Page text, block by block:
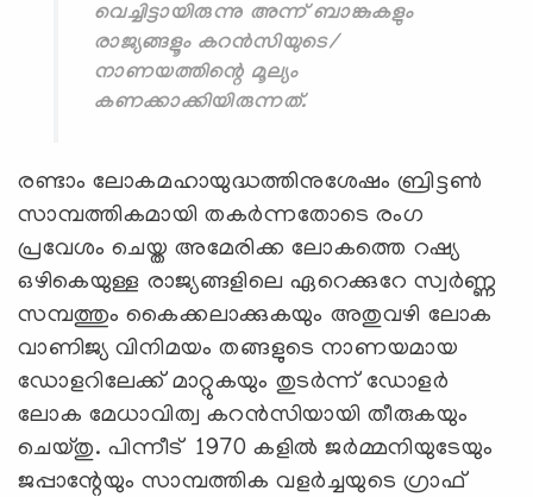
വെച്ചിട്ടായിരുന്നു അന്ന് ബാങ്കുകളും
രാജ്യങ്ങളൂം കറൻസിയുടെ/
നാണയത്തിന്റെ മൂല്യം
കണക്കാക്കിയിരുന്നത്.
രണ്ടാം ലോകമഹായുദ്ധത്തിനുശേഷം ബ്രിട്ടൺ
സാമ്പത്തികമായി തകർന്നതോടെ രംഗ
പ്രവേശം ചെയ്ത അമേരിക്ക ലോകത്തെ റഷ്യ
ഒഴികെയുള്ള രാജ്യങ്ങളിലെ ഏറെക്കുറേ സ്വര്‍ണ്ണ
സമ്പത്തും കൈക്കലാക്കുകയും അതുവഴി ലോക
വാണിജ്യ വിനിമയം തങ്ങളുടെ നാണയമായ
ഡോളറിലേക്ക് മാറ്റുകയും തുടർന്ന് ഡോളര്‍
ലോക മേധാവിത്വ കറന്‍സിയായി തീരുകയും
ചെയ്തു. പിന്നീട് 1970 കളില്‍ ജര്‍മ്മനിയുടേയും
ജപ്പാന്റേയും സാമ്പത്തിക വളര്‍ച്ചയുടെ ഗ്രാഫ്